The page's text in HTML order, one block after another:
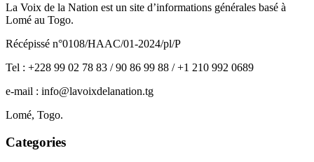
La Voix de la Nation est un site d’informations générales basé à
Lomé au Togo.
Récépissé n°0108/HAAC/01-2024/pl/P
Tel : +228 99 02 78 83 / 90 86 99 88 / +1 210 992 0689
e-mail : info@lavoixdelanation.tg
Lomé, Togo.
Categories